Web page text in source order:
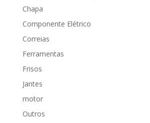
Chapa
Componente Elétrico
Correias
Ferramentas
Frisos
Jantes
motor
Outros